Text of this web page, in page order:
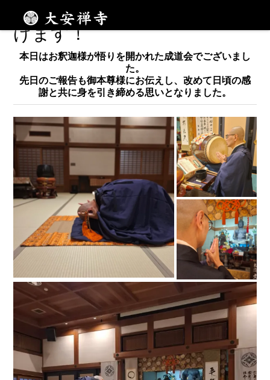
連日の祝訪、感謝御礼申し上
げます！
本日はお釈迦様が悟りを開かれた成道会でございまし
た。
先日のご報告も御本尊様にお伝えし、改めて日頃の感
謝と共に身を引き締める思いとなりました。